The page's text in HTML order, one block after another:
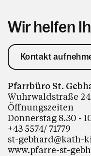
Wir helfen
Kontakt
Pfarrbüro St.
Wuhrwaldstraße
Öffnungszeiten
Donnerstag 8.30 -
+43 5574/ 71779
st-gebhard@kath-
www.pfarre-st-